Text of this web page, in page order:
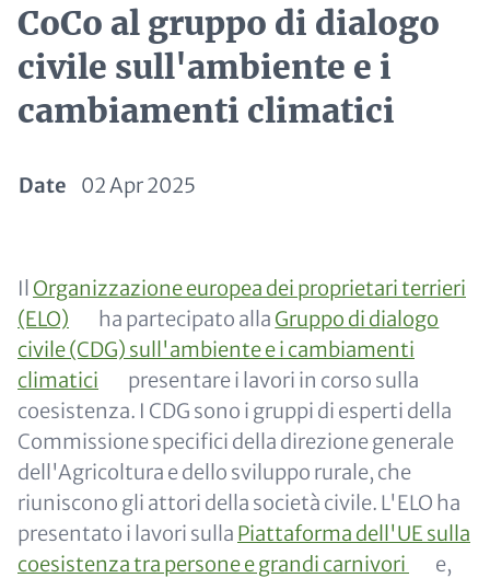
CoCo al gruppo di dialogo
civile sull'ambiente e i
cambiamenti climatici
Date 02 Apr 2025
Paragraphs
Content
Il Organizzazione europea dei proprietari terrieri
(ELO)
ha partecipato alla Gruppo di dialogo
civile (CDG) sull'ambiente e i cambiamenti
climatici
presentare i lavori in corso sulla
coesistenza. I CDG sono i gruppi di esperti della
Commissione specifici della direzione generale
dell'Agricoltura e dello sviluppo rurale, che
riuniscono gli attori della società civile. L'ELO ha
presentato i lavori sulla Piattaforma dell'UE sulla
coesistenza tra persone e grandi carnivori
e,